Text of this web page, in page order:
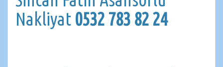
Nakliyat 0532 783 82 24